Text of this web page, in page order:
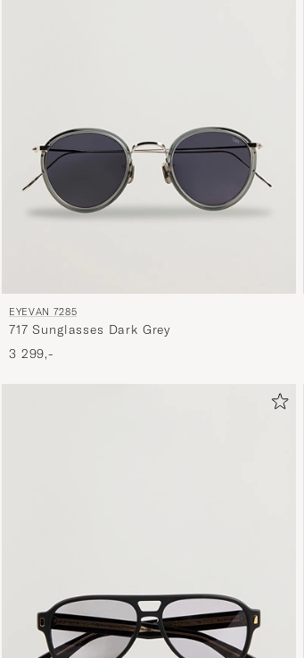
EYEVAN 7285
717 Sunglasses Dark Grey
3 299,-